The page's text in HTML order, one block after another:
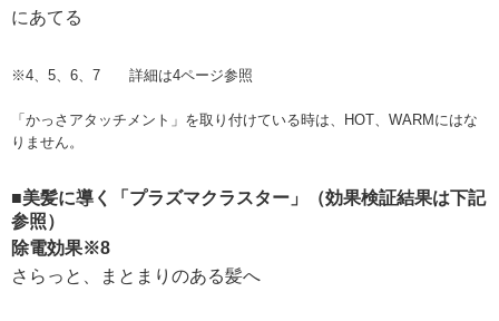
にあてる
※4、5、6、7 詳細は4ページ参照
「かっさアタッチメント」を取り付けている時は、HOT、WARMにはな
りません。
■美髪に導く「プラズマクラスター」（効果検証結果は下記
参照）
除電効果※8
さらっと、まとまりのある髪へ